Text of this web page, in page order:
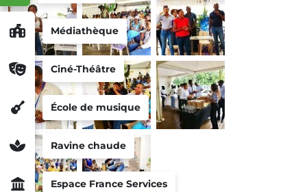
Médiathèque
Ciné-Théâtre
École de musique
Ravine chaude
Espace France Services